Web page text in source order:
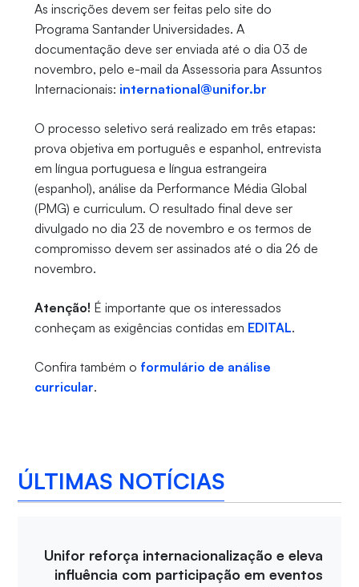
As inscrições devem ser feitas pelo site do
Programa Santander Universidades. A
documentação deve ser enviada até o dia 03 de
novembro, pelo e-mail da Assessoria para Assuntos
Internacionais: international@unifor.br
O processo seletivo será realizado em três etapas:
prova objetiva em português e espanhol, entrevista
em língua portuguesa e língua estrangeira
(espanhol), análise da Performance Média Global
(PMG) e curriculum. O resultado final deve ser
divulgado no dia 23 de novembro e os termos de
compromisso devem ser assinados até o dia 26 de
novembro.
Atenção! É importante que os interessados
conheçam as exigências contidas em EDITAL.
Confira também o formulário de análise
curricular.
ÚLTIMAS NOTÍCIAS
Unifor reforça internacionalização e eleva
influência com participação em eventos